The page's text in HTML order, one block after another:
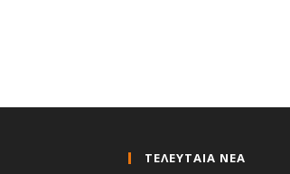
ΤΕΛΕΥΤΑΙΑ ΝΕΑ